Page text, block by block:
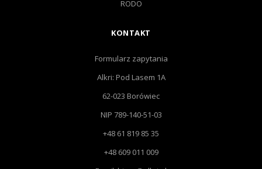
RODO
KONTAKT
Formularz zapytania
Alkri: Pod Lasem 1A
62-023 Borówiec
NIP 789-140-51-03
+48 61 819 85 35
+48 609 011 009